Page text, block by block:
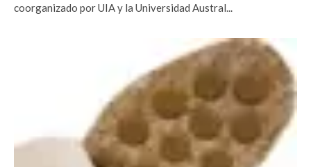
coorganizado por UIA y la Universidad Austral...